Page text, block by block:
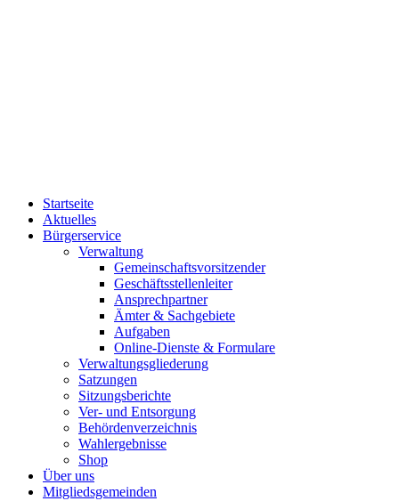
Startseite
Aktuelles
Bürgerservice
Verwaltung
Gemeinschaftsvorsitzender
Geschäftsstellenleiter
Ansprechpartner
Ämter & Sachgebiete
Aufgaben
Online-Dienste & Formulare
Verwaltungsgliederung
Satzungen
Sitzungsberichte
Ver- und Entsorgung
Behördenverzeichnis
Wahlergebnisse
Shop
Über uns
Mitgliedsgemeinden